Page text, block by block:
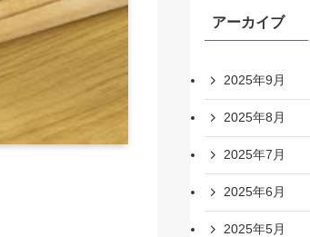
アーカイブ
2025年9月
2025年8月
2025年7月
2025年6月
2025年5月